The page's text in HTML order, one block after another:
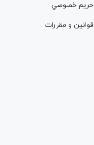
حريم خصوصي
قوانين و مقررات